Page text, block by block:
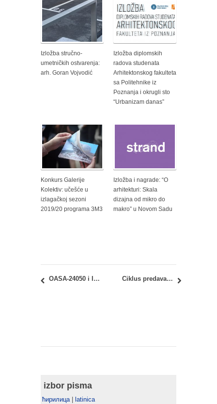
Izložba stručno-
umetničkih ostvarenja:
arh. Goran Vojvodić
Izložba diplomskih
radova studenata
Arhitektonskog fakulteta
sa Politehnike iz
Poznanja i okrugli sto
“Urbanizam danas”
Konkurs Galerije
Kolektiv: učešće u
izlagačkoj sezoni
2019/20 programa 3M3
Izložba i nagrade: “O
arhitekturi: Skala
dizajna od mikro do
makro” u Novom Sadu
OASA-24050 i IASA-24050 – Arhitektonske konstrukcije 4: Raspored polaganja prvog kolokvijuma Ciklus predavanja: Arhitektura u kontekstu 4 – Mihailo Timotijević
izbor pisma
ћирилица| latinica